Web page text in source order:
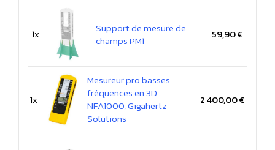
1x
Support de mesure de
champs PM1
59,90 €
1x
Mesureur pro basses
fréquences en 3D
NFA1000, Gigahertz
Solutions
2 400,00 €